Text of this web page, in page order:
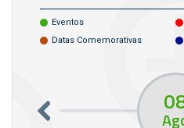
Eventos
Datas Comemorativas